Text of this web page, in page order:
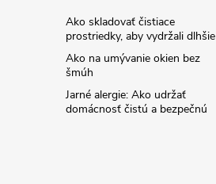
Ako skladovať čistiace
prostriedky, aby vydržali dlhšie
Ako na umývanie okien bez
šmúh
Jarné alergie: Ako udržať
domácnosť čistú a bezpečnú